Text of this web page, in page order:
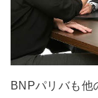
BNPパリバも他